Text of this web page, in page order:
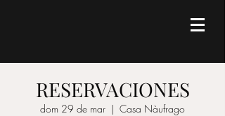
RESERVACIONES
dom 29 de mar
  |
Casa Nàufrago